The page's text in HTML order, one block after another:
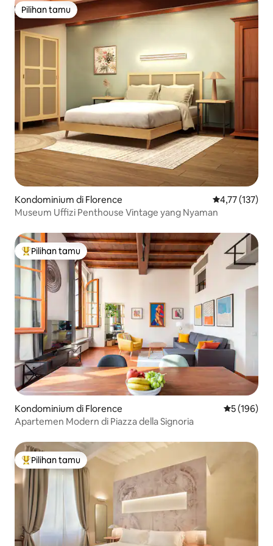
Pilihan tamu
Pilihan tamu
Kondominium di Florence Nilai rata-rata
4,77 (137)
Museum Uffizi Penthouse Vintage yang Nyaman
Pilihan tamu terpopuler
Pilihan tamu
Kondominium di Florence Nilai rata-
5 (196)
Apartemen Modern di Piazza della Signoria
Pilihan tamu terpopuler
Pilihan tamu